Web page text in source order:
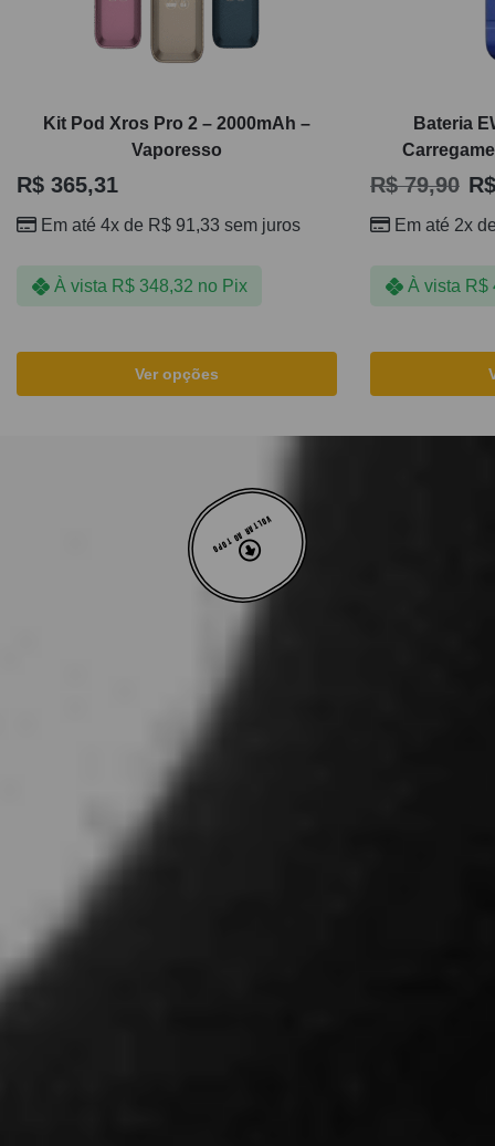
Kit Pod Xros Pro 2 – 2000mAh –
Vaporesso
R$ 365,31
Em até 4x de R$ 91,33 sem juros
À vista R$348,32 no Pix
Ver opções
Bateria
R$79,90 R$
Em até 2x
À vista R$
VOLTAR AO TOPO